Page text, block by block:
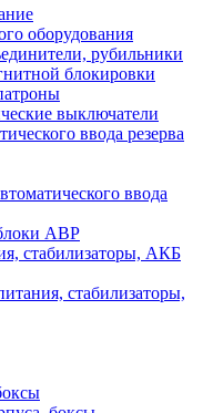
оборудования
рубильники
блокировки
выключатели
ввода резерва
ввода
АВР
стабилизаторы, АКБ
стабилизаторы,